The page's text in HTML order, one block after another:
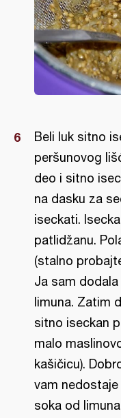
Beli luk sitno
peršunovog
deo i sitno
na dasku za
iseckati.
patlidžanu.
(stalno
Ja sam
limuna. Zatim
sitno iseckan
malo
kašičicu).
vam
soka od